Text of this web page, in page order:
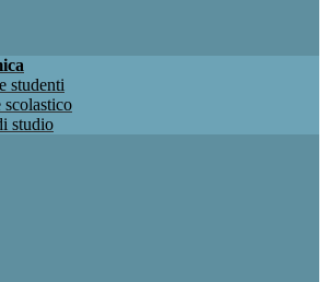
studenti
scolastico
studio